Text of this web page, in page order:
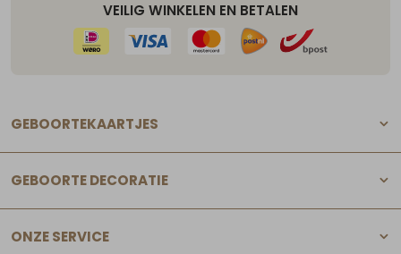
VEILIG WINKELEN EN BETALEN
GEBOORTEKAARTJES
GEBOORTE DECORATIE
ONZE SERVICE